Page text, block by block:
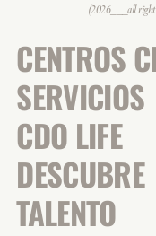
(2026___all right
CENTROS
SERVICIOS
CDO LIFE
DESCUBRE
TALENTO